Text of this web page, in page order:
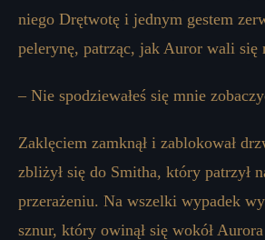
niego Drętwotę i jednym gestem
pelerynę, patrząc, jak Auror wali się
– Nie spodziewałeś się mnie
Zaklęciem zamknął i zablokował
zbliżył się do Smitha, który patrzył
przerażeniu. Na wszelki wypadek
sznur, który owinął się wokół